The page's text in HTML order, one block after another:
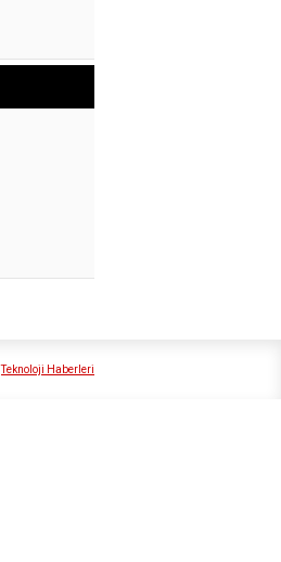
Teknoloji Haberleri